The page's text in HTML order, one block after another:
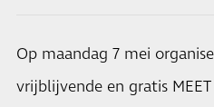
Op maandag 7 mei
vrijblijvende en gratis